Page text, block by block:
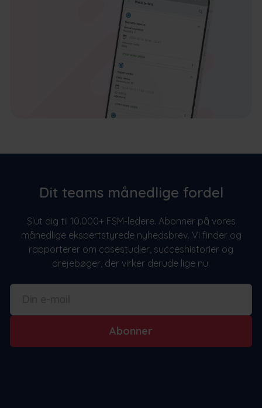
Dit teams månedlige fordel
Slut dig til 10.000+ FSM-ledere. Abonner på vores
månedlige ekspertstyrede nyhedsbrev. Vi finder og
rapporterer om casestudier, succeshistorier og
drejebøger, der virker derude lige nu.
Abonner